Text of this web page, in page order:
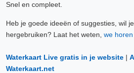
Snel en compleet.
Heb je goede ideeën of suggesties, wil
hergebruiken? Laat het weten, we
Waterkaart Live gratis in je website |
Waterkaart.net